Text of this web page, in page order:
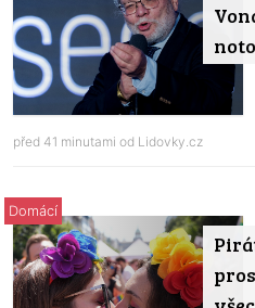
před 41 minutami od Lidovky.cz
Domácí